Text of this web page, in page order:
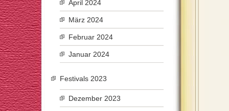
April 2024
März 2024
Februar 2024
Januar 2024
Festivals 2023
Dezember 2023